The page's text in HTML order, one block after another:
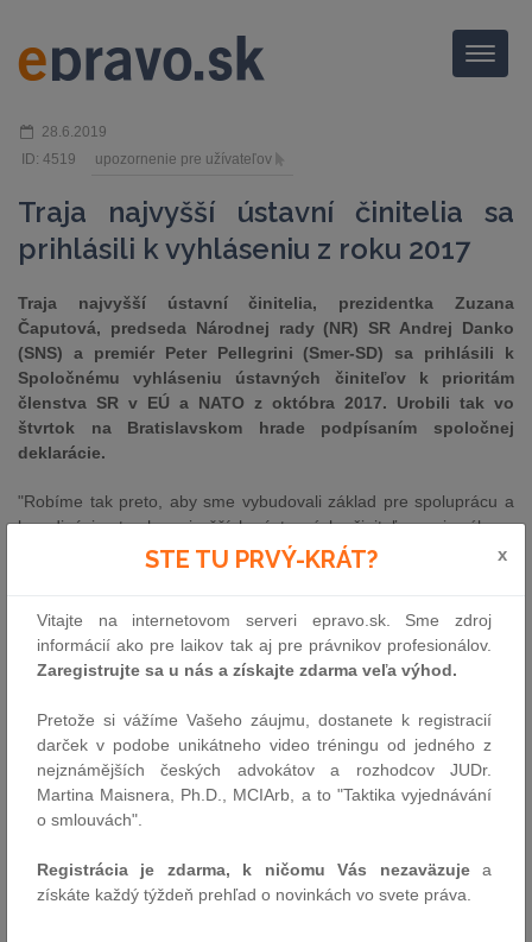
Menu
28.6.2019
ID: 4519
upozornenie pre užívateľov
Traja najvyšší ústavní činitelia sa
prihlásili k vyhláseniu z roku 2017
Traja najvyšší ústavní činitelia, prezidentka Zuzana
Čaputová, predseda Národnej rady (NR) SR Andrej Danko
(SNS) a premiér Peter Pellegrini (Smer-SD) sa prihlásili k
Spoločnému vyhláseniu ústavných činiteľov k prioritám
členstva SR v EÚ a NATO z októbra 2017. Urobili tak vo
štvrtok na Bratislavskom hrade podpísaním spoločnej
deklarácie.
"Robíme tak preto, aby sme vybudovali základ pre spoluprácu a
koordináciu troch najvyšších ústavných činiteľov pri výkone
zodpovednej a jednotnej zahraničnej politiky SR, a aby sme
stabilný a zodpovedný partner v zahraničí.
Ústavní činitelia tiež podpísaním deklarácie potvrdili spoločnú
záväzok, že budú konať v súlade s touto dohodou.
Deklaráciu z októbra 2017 podpísali vtedajší prezident SR Andrej
Kiska, predseda Národnej rady SR Andrej Danko (SNS) a bývalý
premiér Robert Fico (Smer-SD). Zaviazali sa v nej, že budú
proatlantickej orientácie SR, a to navonok v zahraničí aj voči
občanom SR.
STE TU PRVÝ-KRÁT? x
Vitajte na internetovom serveri epravo.sk. Sme zdroj
informácií ako pre laikov tak aj pre právnikov profesionálov.
Zaregistrujte sa u nás a získajte zdarma veľa výhod.
Pretože si vážíme Vašeho záujmu, dostanete k registracií
darček v podobe unikátneho video tréningu od jedného z
nejznámějších českých advokátov a rozhodcov JUDr.
Martina Maisnera, Ph.D., MCIArb, a to "Taktika vyjednávání
o smlouvách".
Registrácia je zdarma, k ničomu Vás nezaväzujea
získáte každý týždeň prehľad o novinkách vo svete práva.